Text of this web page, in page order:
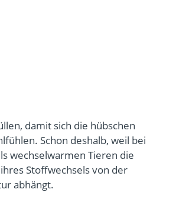
damit sich die hübschen
Schon deshalb, weil bei
wechselwarmen Tieren die
Stoffwechsels von der
abhängt.